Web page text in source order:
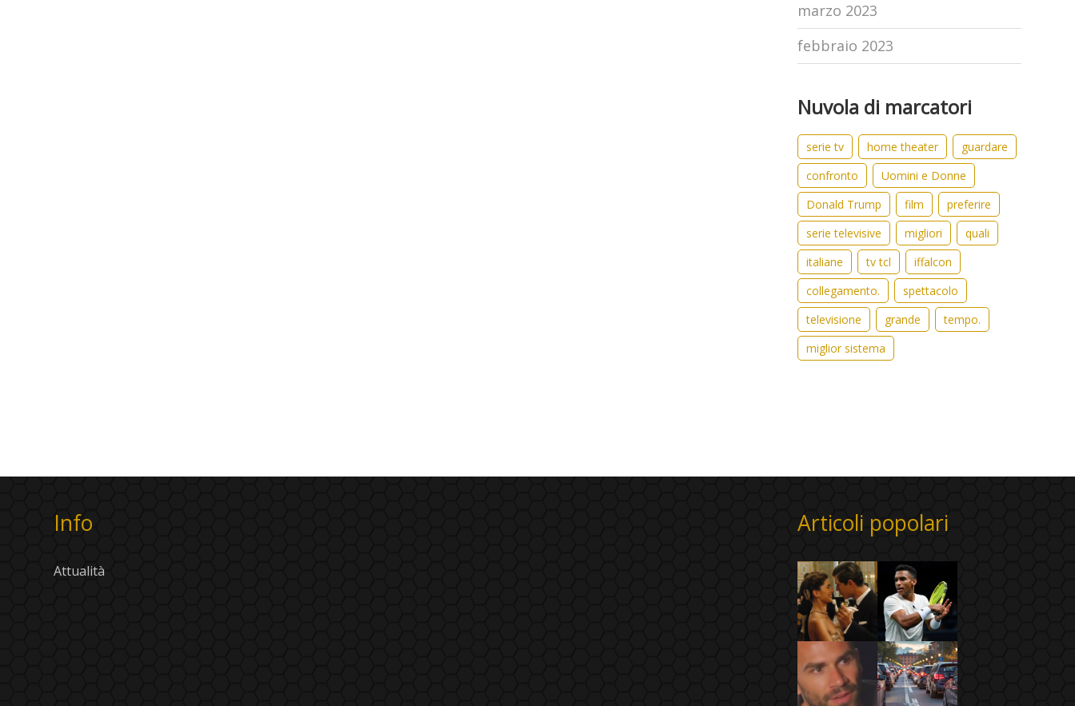
marzo 2023
febbraio 2023
Nuvola di marcatori
serie tv home theater
guardare
confronto
Uomini e Donne
Donald Trump
film
preferire
serie televisive
migliori
quali
italiane
tv tcl
iffalcon
collegamento.
spettacolo
televisione
grande
tempo.
miglior sistema
Info
Attualità
Articoli popolari